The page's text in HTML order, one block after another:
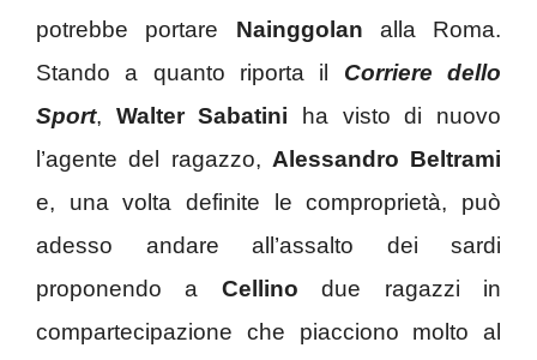
potrebbe portare Nainggolan alla Roma.
Stando a quanto riporta il Corriere dello
Sport, Walter Sabatini ha visto di nuovo
l’agente del ragazzo, Alessandro Beltrami
e, una volta definite le comproprietà, può
adesso andare all’assalto dei sardi
proponendo a Cellino due ragazzi in
compartecipazione che piacciono molto al